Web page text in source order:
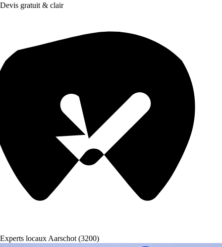
Devis gratuit & clair
Experts locaux Aarschot (3200)